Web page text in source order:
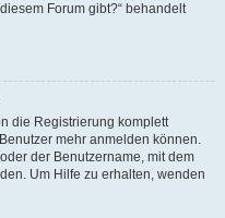
Forum gibt?“ behandelt
die Registrierung komplett
mehr anmelden können.
der Benutzername, mit dem
Um Hilfe zu erhalten, wenden